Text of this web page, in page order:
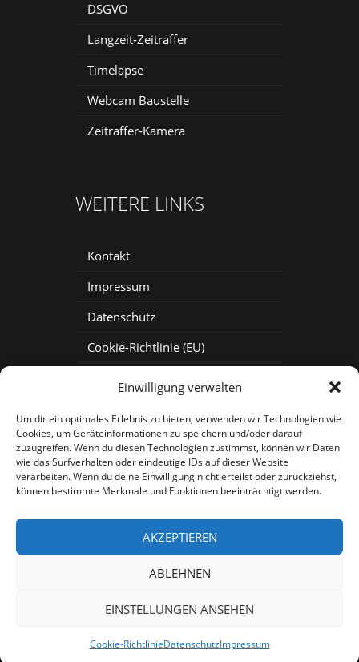
Einwilligung verwalten
Um dir ein optimales Erlebnis zu bieten, verwenden wir Technologien wie
Cookies, um Geräteinformationen zu speichern und/oder darauf
zuzugreifen. Wenn du diesen Technologien zustimmst, können wir Daten
wie das Surfverhalten oder eindeutige IDs auf dieser Website
verarbeiten. Wenn du deine Einwilligung nicht erteilst oder zurückziehst,
können bestimmte Merkmale und Funktionen beeinträchtigt werden.
AKZEPTIEREN
ABLEHNEN
EINSTELLUNGEN ANSEHEN
Cookie-RichtlinieDatenschutzImpressum
DSGVO
Langzeit-Zeitraffer
Timelapse
Webcam Baustelle
Zeitraffer-Kamera
WEITERE LINKS
Kontakt
Impressum
Datenschutz
Cookie-Richtlinie (EU)
Baustellen-Webcam
Copyright 2026, Aspekteins GmbH |
Sitemap